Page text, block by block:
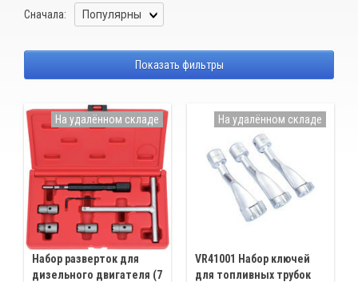
Сначала:
Показать фильтры
Набор разверток для
дизельного двигателя (7
На удалённом складе
VR41001 Набор ключей
для топливных трубок
На удалённом складе